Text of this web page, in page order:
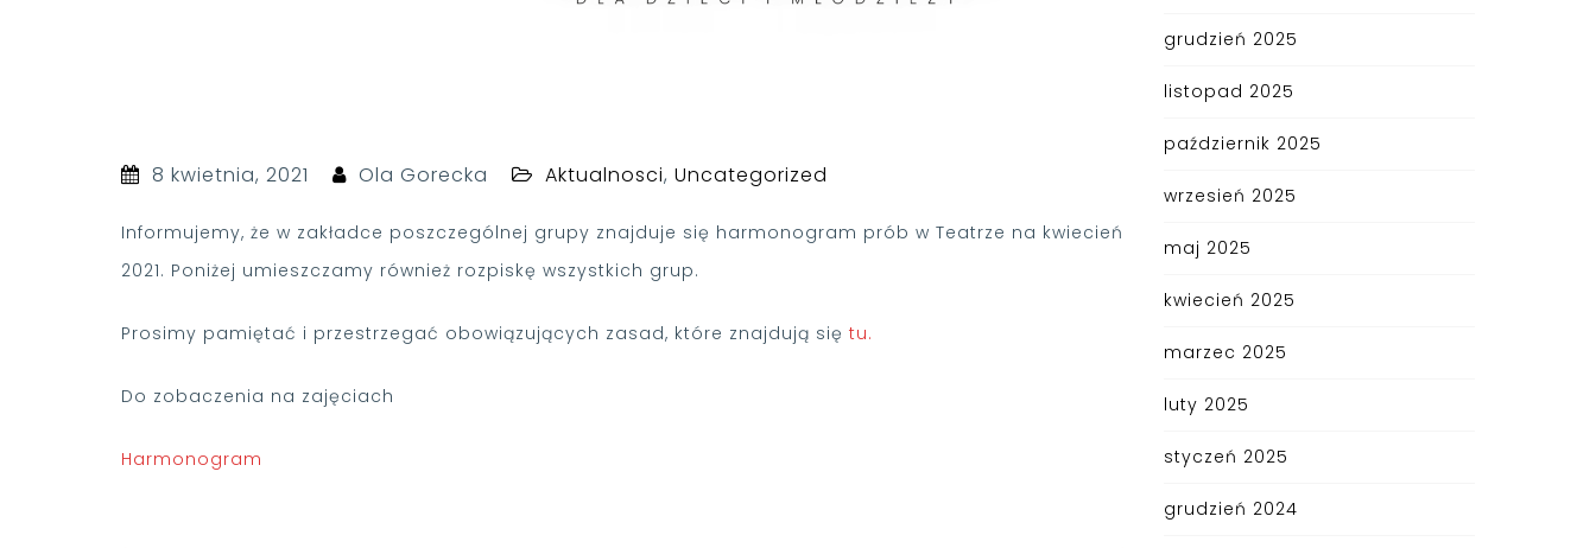
8 kwietnia, 2021 Ola Gorecka Aktualnosci, Uncategorized
Informujemy, że w zakładce poszczególnej grupy znajduje się harmonogram prób w Teatrze na kwiecień
2021. Poniżej umieszczamy również rozpiskę wszystkich grup.
Prosimy pamiętać i przestrzegać obowiązujących zasad, które znajdują się tu.
Do zobaczenia na zajęciach
Harmonogram
grudzień 2025
listopad 2025
październik 2025
wrzesień 2025
maj 2025
kwiecień 2025
marzec 2025
luty 2025
styczeń 2025
grudzień 2024